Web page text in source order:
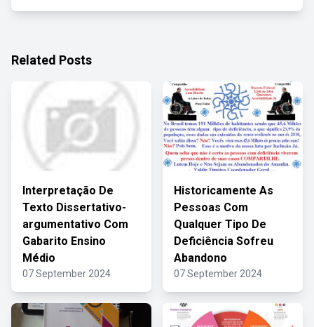
Related Posts
Interpretação De
Texto Dissertativo-
argumentativo Com
Gabarito Ensino
Médio
07 September 2024
Historicamente As
Pessoas Com
Qualquer Tipo De
Deficiência Sofreu
Abandono
07 September 2024